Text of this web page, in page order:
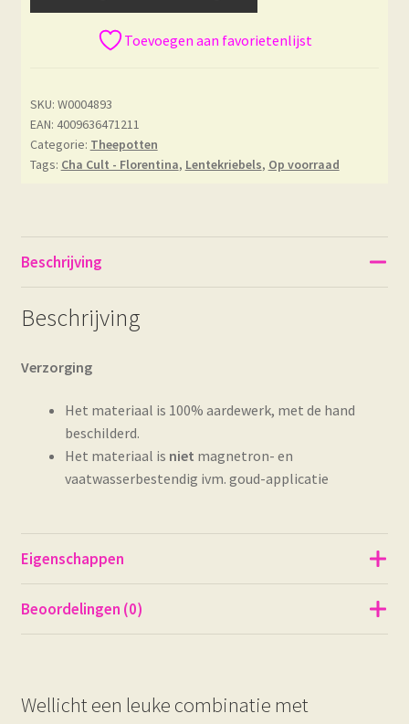
Toevoegen aan favorietenlijst
SKU: W0004893
EAN: 4009636471211
Categorie: Theepotten
Tags: Cha Cult - Florentina, Lentekriebels, Op voorraad
Beschrijving
Beschrijving
Verzorging
Het materiaal is 100% aardewerk, met de hand
beschilderd.
Het materiaal is niet magnetron- en
vaatwasserbestendig ivm. goud-applicatie
Eigenschappen
Beoordelingen (0)
Wellicht een leuke combinatie met